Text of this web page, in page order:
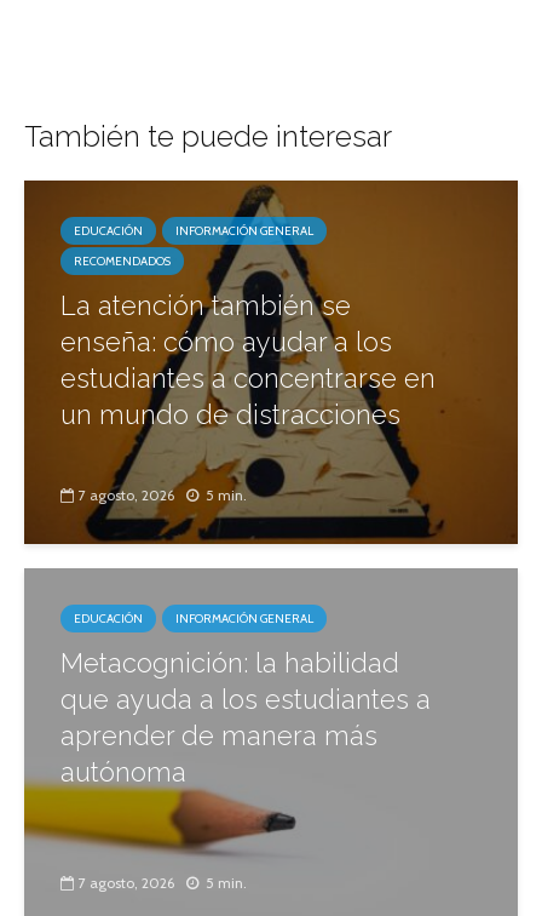
También te puede interesar
EDUCACIÓN
INFORMACIÓN GENERAL
RECOMENDADOS
La atención también se
enseña: cómo ayudar a los
estudiantes a concentrarse en
un mundo de distracciones
7 agosto, 2026 5 min.
EDUCACIÓN INFORMACIÓN GENERAL
Metacognición: la habilidad
que ayuda a los estudiantes a
aprender de manera más
autónoma
7 agosto, 2026 5 min.